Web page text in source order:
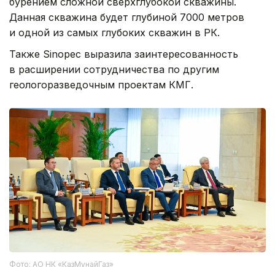
Данная скважина будет глубиной 7000 метров
и одной из самых глубоких скважин в РК.
Также Sinopec выразила заинтересованность
в расширении сотрудничества по другим
геологоразведочным проектам КМГ.
Фото: АО НК «КазМунайГаз»